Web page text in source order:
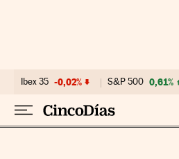
Ibex 35 -0,02% S&P 500 0,61%